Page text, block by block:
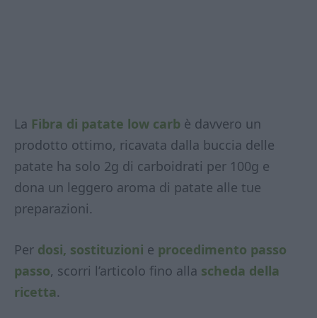
La Fibra di patate low carb è davvero un
prodotto ottimo, ricavata dalla buccia delle
patate ha solo 2g di carboidrati per 100g e
dona un leggero aroma di patate alle tue
preparazioni.
Per dosi, sostituzioni e procedimento passo
passo, scorri l’articolo fino alla scheda della
ricetta.